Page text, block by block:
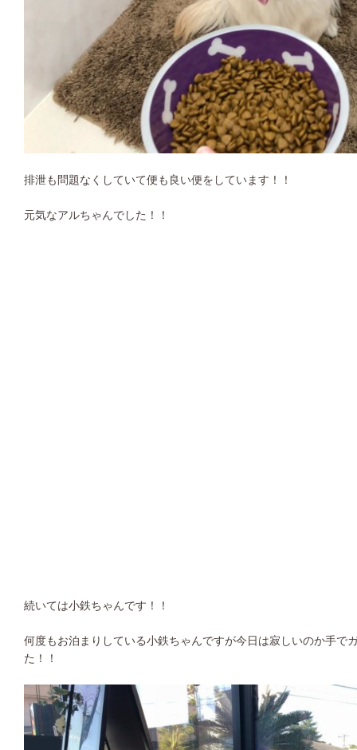
排泄も問題なくしていて便も良い便をしています！！
元気なアルちゃんでした！！
続いては小鉄ちゃんです！！
何度もお泊まりしている小鉄ちゃんですが今日は寂しいのか手で
た！！